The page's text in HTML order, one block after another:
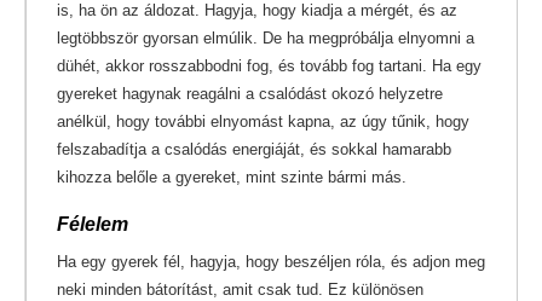
is, ha ön az áldozat. Hagyja, hogy kiadja a mérgét, és az
legtöbbször gyorsan elmúlik. De ha megpróbálja elnyomni a
dühét, akkor rosszabbodni fog, és tovább fog tartani. Ha egy
gyereket hagynak reagálni a csalódást okozó helyzetre
anélkül, hogy további elnyomást kapna, az úgy tűnik, hogy
felszabadítja a csalódás energiáját, és sokkal hamarabb
kihozza belőle a gyereket, mint szinte bármi más.
Félelem
Ha egy gyerek fél, hagyja, hogy beszéljen róla, és adjon meg
neki minden bátorítást, amit csak tud. Ez különösen